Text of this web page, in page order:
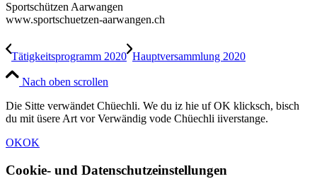
Sportschützen Aarwangen
www.sportschuetzen-aarwangen.ch
Tätigkeitsprogramm 2020 Hauptversammlung 2020
Nach oben scrollen
Die Sitte verwändet Chüechli. We du iz hie uf OK klicksch, bisch
du mit üsere Art vor Verwändig vode Chüechli iiverstange.
OKOK
Cookie- und Datenschutzeinstellungen